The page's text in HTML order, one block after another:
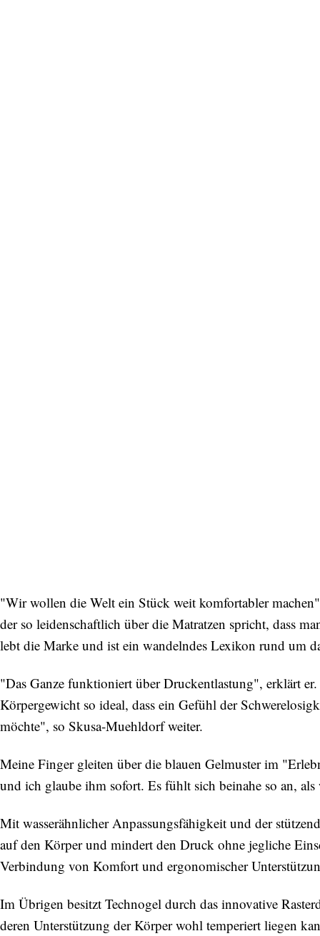
"Wir wollen die Welt ein Stück weit komfortabler
der so leidenschaftlich über die Matratzen spricht, dass
lebt die Marke und ist ein wandelndes Lexikon rund um
"Das Ganze funktioniert über Druckentlastung", erklärt
Körpergewicht so ideal, dass ein Gefühl der
möchte", so Skusa-Muehldorf weiter.
Meine Finger gleiten über die blauen Gelmuster im
und ich glaube ihm sofort. Es fühlt sich beinahe so an,
Mit wasserähnlicher Anpassungsfähigkeit und der
auf den Körper und mindert den Druck ohne jegliche
Verbindung von Komfort und ergonomischer
Im Übrigen besitzt Technogel durch das innovative
deren Unterstützung der Körper wohl temperiert liegen